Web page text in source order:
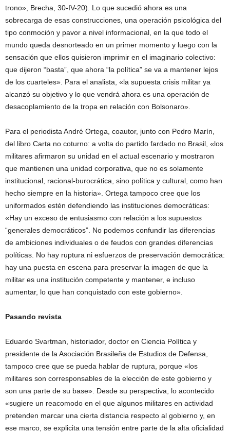
trono», Brecha, 30-IV-20). Lo que sucedió ahora es una
sobrecarga de esas construcciones, una operación psicológica del
tipo conmoción y pavor a nivel informacional, en la que todo el
mundo queda desnorteado en un primer momento y luego con la
sensación que ellos quisieron imprimir en el imaginario colectivo:
que dijeron “basta”, que ahora “la política” se va a mantener lejos
de los cuarteles». Para el analista, «la supuesta crisis militar ya
alcanzó su objetivo y lo que vendrá ahora es una operación de
desacoplamiento de la tropa en relación con Bolsonaro».
Para el periodista André Ortega, coautor, junto con Pedro Marín,
del libro Carta no coturno: a volta do partido fardado no Brasil, «los
militares afirmaron su unidad en el actual escenario y mostraron
que mantienen una unidad corporativa, que no es solamente
institucional, racional-burocrática, sino política y cultural, como han
hecho siempre en la historia». Ortega tampoco cree que los
uniformados estén defendiendo las instituciones democráticas:
«Hay un exceso de entusiasmo con relación a los supuestos
“generales democráticos”. No podemos confundir las diferencias
de ambiciones individuales o de feudos con grandes diferencias
políticas. No hay ruptura ni esfuerzos de preservación democrática:
hay una puesta en escena para preservar la imagen de que la
militar es una institución competente y mantener, e incluso
aumentar, lo que han conquistado con este gobierno».
Pasando revista
Eduardo Svartman, historiador, doctor en Ciencia Política y
presidente de la Asociación Brasileña de Estudios de Defensa,
tampoco cree que se pueda hablar de ruptura, porque «los
militares son corresponsables de la elección de este gobierno y
son una parte de su base». Desde su perspectiva, lo acontecido
«sugiere un reacomodo en el que algunos militares en actividad
pretenden marcar una cierta distancia respecto al gobierno y, en
ese marco, se explicita una tensión entre parte de la alta oficialidad